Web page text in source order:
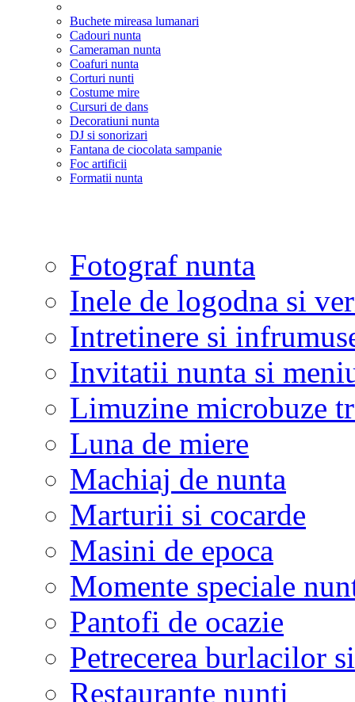
Buchete mireasa lumanari
Cadouri nunta
Cameraman nunta
Coafuri nunta
Corturi nunti
Costume mire
Cursuri de dans
Decoratiuni nunta
DJ si sonorizari
Fantana de ciocolata sampanie
Foc artificii
Formatii nunta
Fotograf nunta
Inele de logodna si
Intretinere si
Invitatii nunta si
Limuzine microbuze
Luna de miere
Machiaj de nunta
Marturii si cocarde
Masini de epoca
Momente speciale
Pantofi de ocazie
Petrecerea burlacilor
Restaurante nunti